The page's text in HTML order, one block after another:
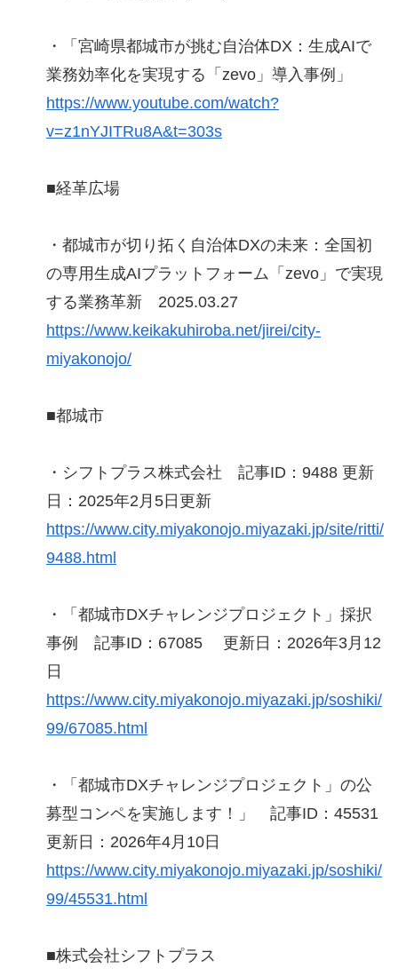
・「宮崎県都城市が挑む自治体DX：生成AIで
業務効率化を実現する「zevo」導入事例」
https://www.youtube.com/watch?
v=z1nYJITRu8A&t=303s
■経革広場
・都城市が切り拓く自治体DXの未来：全国初
の専用生成AIプラットフォーム「zevo」で実現
する業務革新 2025.03.27
https://www.keikakuhiroba.net/jirei/city-
miyakonojo/
■都城市
・シフトプラス株式会社 記事ID：9488 更新
日：2025年2月5日更新
https://www.city.miyakonojo.miyazaki.jp/site/ritti/
9488.html
・「都城市DXチャレンジプロジェクト」採択
事例 記事ID：67085 更新日：2026年3月12
日
https://www.city.miyakonojo.miyazaki.jp/soshiki/
99/67085.html
・「都城市DXチャレンジプロジェクト」の公
募型コンペを実施します！」 記事ID：45531
更新日：2026年4月10日
https://www.city.miyakonojo.miyazaki.jp/soshiki/
99/45531.html
■株式会社シフトプラス